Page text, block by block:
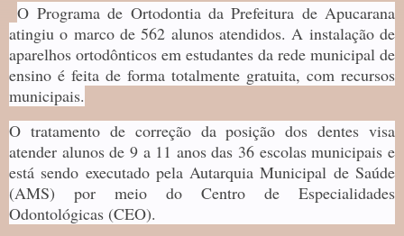
O Programa de Ortodontia da Prefeitura de Apucarana
atingiu o marco de 562 alunos atendidos. A instalação de
aparelhos ortodônticos em estudantes da rede municipal de
ensino é feita de forma totalmente gratuita, com recursos
municipais.
O tratamento de correção da posição dos dentes visa
atender alunos de 9 a 11 anos das 36 escolas municipais e
está sendo executado pela Autarquia Municipal de Saúde
(AMS) por meio do Centro de Especialidades
Odontológicas (CEO).